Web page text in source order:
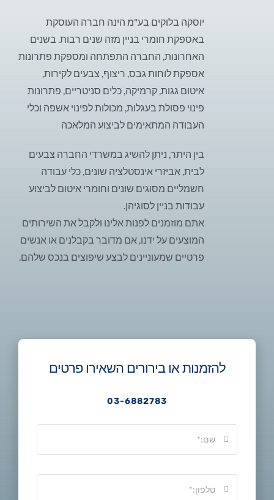
יוסקה בלוקים בע"מ הינה חברה העוסקת
באספקת חומרי בניין מזה שנים רבות. בשנים
האחרונות, החברה התפתחה ומספקת פתרונות
אספקת לוחות גבס, ריצוף, צבעים לקירות,
איטום גגות, קרמיקה, כלים סניטריים, פתרונות
פינוי פסולת בעגלות, מכולות לפינוי אשפה וכלי
העבודה המתאימים לביצוע המלאכה
בין היתר, ניתן להשיג במשרדי החברה צבעים
לבית, אביזרי אינסטלציה שונים, כלי עבודה
חשמליים מסוגים שונים וחומרי איטום לביצוע
עבודות בניין לסוגיהן.
אתם מוזמנים לפנות אלינו ולקבל את השירותים
המוצעים על ידנו, אם מדובר בקבלנים או אנשים
פרטיים שמעוניינים לבצע שיפוצים בנכס שלהם.
להזמנות או בירורים השאירו פרטים
03-6882783